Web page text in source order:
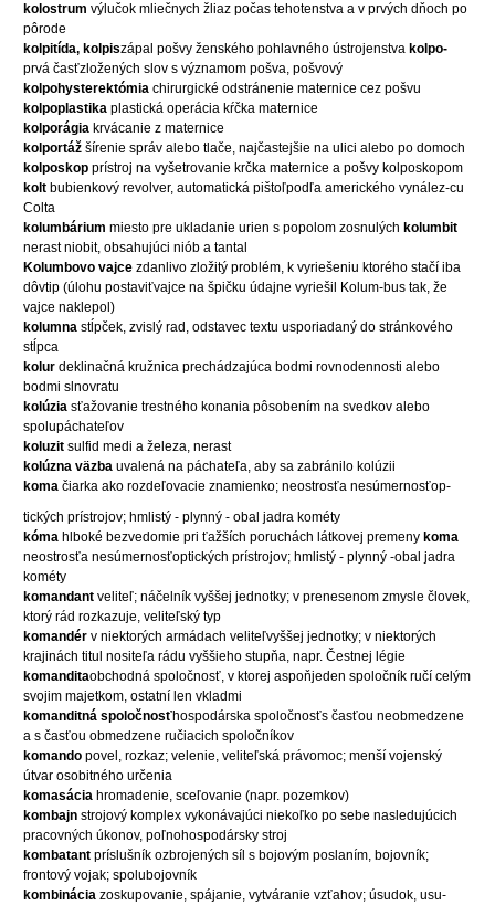
kolostrum výlučok mliečnych žliaz počas tehotenstva a v prvých dňoch po
pôrode
kolpitída, kolpiszápal pošvy ženského pohlavného ústrojenstva kolpo-
prvá časťzložených slov s významom pošva, pošvový
kolpohysterektómia chirurgické odstránenie maternice cez pošvu
kolpoplastika plastická operácia kŕčka maternice
kolporágia krvácanie z maternice
kolportáž šírenie správ alebo tlače, najčastejšie na ulici alebo po domoch
kolposkop prístroj na vyšetrovanie krčka maternice a pošvy kolposkopom
kolt bubienkový revolver, automatická pištoľpodľa amerického vynález-cu
Colta
kolumbárium miesto pre ukladanie urien s popolom zosnulých kolumbit
nerast niobit, obsahujúci niób a tantal
Kolumbovo vajce zdanlivo zložitý problém, k vyriešeniu ktorého stačí iba
dôvtip (úlohu postaviťvajce na špičku údajne vyriešil Kolum-bus tak, že
vajce naklepol)
kolumna stĺpček, zvislý rad, odstavec textu usporiadaný do stránkového
stĺpca
kolur deklinačná kružnica prechádzajúca bodmi rovnodennosti alebo
bodmi slnovratu
kolúzia sťažovanie trestného konania pôsobením na svedkov alebo
spolupáchateľov
koluzit sulfid medi a železa, nerast
kolúzna väzba uvalená na páchateľa, aby sa zabránilo kolúzii
koma čiarka ako rozdeľovacie znamienko; neostrosťa nesúmernosťop-
tických prístrojov; hmlistý - plynný - obal jadra kométy
kóma hlboké bezvedomie pri ťažších poruchách látkovej premeny koma
neostrosťa nesúmernosťoptických prístrojov; hmlistý - plynný -obal jadra
kométy
komandant veliteľ; náčelník vyššej jednotky; v prenesenom zmysle človek,
ktorý rád rozkazuje, veliteľský typ
komandér v niektorých armádach veliteľvyššej jednotky; v niektorých
krajinách titul nositeľa rádu vyššieho stupňa, napr. Čestnej légie
komanditaobchodná spoločnosť, v ktorej aspoňjeden spoločník ručí celým
svojim majetkom, ostatní len vkladmi
komanditná spoločnosťhospodárska spoločnosťs časťou neobmedzene
a s časťou obmedzene ručiacich spoločníkov
komando povel, rozkaz; velenie, veliteľská právomoc; menší vojenský
útvar osobitného určenia
komasácia hromadenie, sceľovanie (napr. pozemkov)
kombajn strojový komplex vykonávajúci niekoľko po sebe nasledujúcich
pracovných úkonov, poľnohospodársky stroj
kombatant príslušník ozbrojených síl s bojovým poslaním, bojovník;
frontový vojak; spolubojovník
kombinácia zoskupovanie, spájanie, vytváranie vzťahov; úsudok, usu-